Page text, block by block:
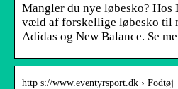
Mangler du nye løbesko? Hos
væld af forskellige løbesko til
Adidas og New Balance. Se
http s://www.eventyrsport.dk › Fodtøj